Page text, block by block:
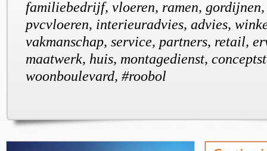
familiebedrijf, vloeren, ramen,
pvcvloeren, interieuradvies, advies,
vakmanschap, service, partners, retail,
maatwerk, huis, montagedienst,
woonboulevard, #roobol